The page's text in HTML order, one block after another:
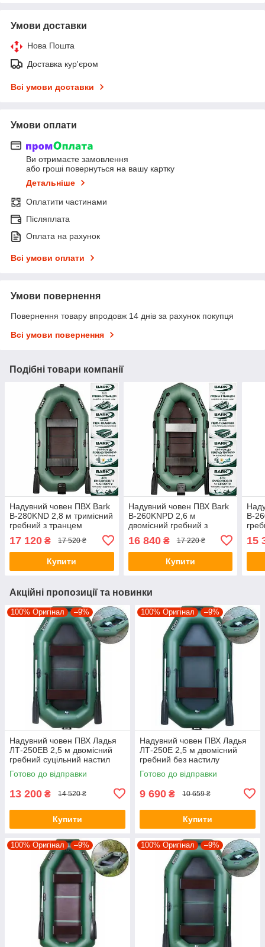
Умови доставки
Нова Пошта
Доставка кур'єром
Всі умови доставки
Умови оплати
Ви отримаєте замовлення
або гроші повернуться на вашу картку
Детальніше
Оплатити частинами
Післяплата
Оплата на рахунок
Всі умови оплати
Умови повернення
Повернення товару впродовж 14 днів за рахунок покупця
Всі умови повернення
Подібні товари компанії
Надувний човен ПВХ Bark
B-280KND 2,8 м тримісний
гребний з транцем
стаціонарні сидіння
17 120 ₴ 17 520 ₴
Купити
Надувний човен ПВХ Bark
B-260KNPD 2,6 м
двомісний гребний з
транцем суцільний настил
молдинг стаціонарні
сидіння
16 840₴ 17 220 ₴
Купити
B-
15
Акційні пропозиції та новинки
100% Оригінал –9%
Надувний човен ПВХ Ладья
ЛТ-250ЕВ 2,5 м двомісний
гребний суцільний настил
пересувні/стаціонарні
сидіння
Готово до відправки
13 200 ₴ 14 520 ₴
Купити
100% Оригінал –9%
Надувний човен ПВХ Ладья
ЛТ-250Е 2,5 м двомісний
гребний без настилу
пересувні/стаціонарні
сидіння
Готово до відправки
9 690 ₴ 10 659 ₴
Купити
100% Оригінал –9% 100% Оригінал –9%